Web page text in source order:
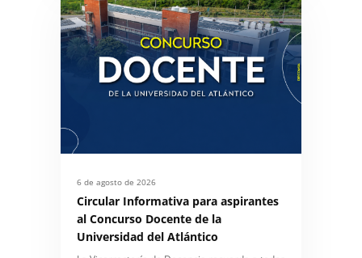
6 de agosto de 2026
Circular Informativa para aspirantes
al Concurso Docente de la
Universidad del Atlántico